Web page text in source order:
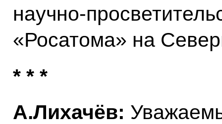
научно-
«Росатома» на
* * *
А.Лихачёв: